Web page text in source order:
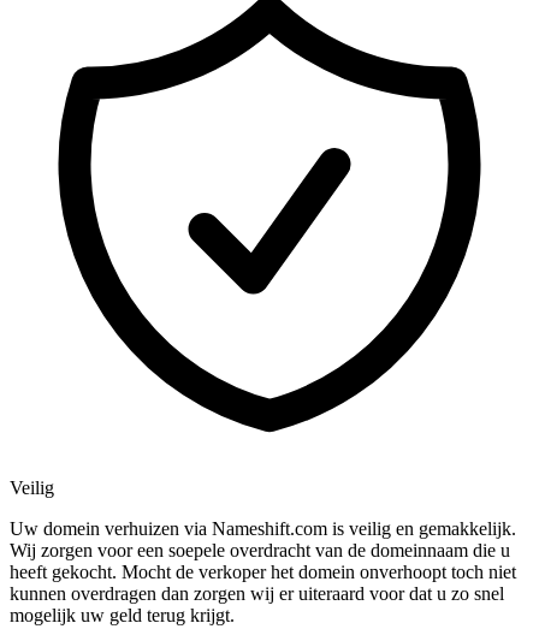
Veilig
Uw domein verhuizen via Nameshift.com is veilig en gemakkelijk.
Wij zorgen voor een soepele overdracht van de domeinnaam die u
heeft gekocht. Mocht de verkoper het domein onverhoopt toch niet
kunnen overdragen dan zorgen wij er uiteraard voor dat u zo snel
mogelijk uw geld terug krijgt.